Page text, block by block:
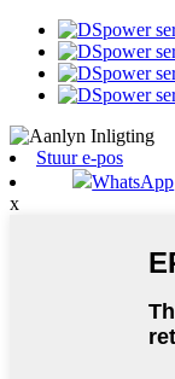
Stuur e-pos
WhatsApp
x